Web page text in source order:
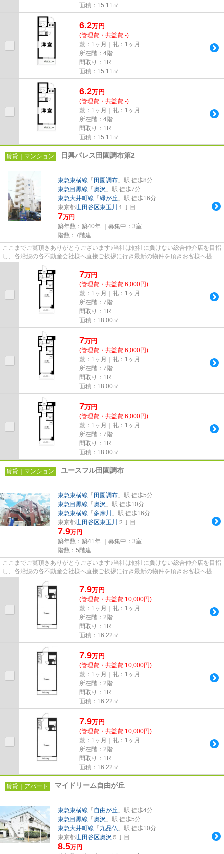
面積：15.11㎡
6.2万円
(管理費・共益費 -)
敷：1ヶ月｜礼：1ヶ月
所在階：4階
間取り：1R
面積：15.11㎡
6.2万円
(管理費・共益費 -)
敷：1ヶ月｜礼：1ヶ月
所在階：4階
間取り：1R
面積：15.11㎡
賃貸｜マンション 日興パレス田園調布第2
東急東横線 「 田園調布 」駅 徒歩8分
東急目黒線 「 奥沢 」駅 徒歩7分
東急大井町線 「 緑が丘 」駅 徒歩16分
東京都世田谷区東玉川 １丁目
7万円
築年数：築40年 ｜募集中： 3室
階数：7階建
ここまでご覧頂きありがとうございます♪当社は他社に負けない総合仲介店を目指
し、各沿線の各不動産会社様へ直接ご挨拶に行き最新の物件を頂きお客様へ提供
しております！最新の情報は...
7万円
(管理費・共益費 6,000円)
敷：1ヶ月｜礼：1ヶ月
所在階：7階
間取り：1R
面積：18.00㎡
7万円
(管理費・共益費 6,000円)
敷：1ヶ月｜礼：1ヶ月
所在階：7階
間取り：1R
面積：18.00㎡
7万円
(管理費・共益費 6,000円)
敷：1ヶ月｜礼：1ヶ月
所在階：7階
間取り：1R
面積：18.00㎡
賃貸｜マンション ユースフル田園調布
東急東横線 「 田園調布 」駅 徒歩5分
東急目黒線 「 奥沢 」駅 徒歩10分
東急東横線 「 多摩川
」駅 徒歩16分
東京都世田谷区東玉川 ２丁目
7.9万円
築年数：築41年 ｜募集中： 3室
階数：5階建
ここまでご覧頂きありがとうございます♪当社は他社に負けない総合仲介店を目指
し、各沿線の各不動産会社様へ直接ご挨拶に行き最新の物件を頂きお客様へ提供
しております！最新の情報は...
7.9万円
(管理費・共益費 10,000円)
敷：1ヶ月｜礼：1ヶ月
所在階：2階
間取り：1R
面積：16.22㎡
7.9万円
(管理費・共益費 10,000円)
敷：1ヶ月｜礼：1ヶ月
所在階：2階
間取り：1R
面積：16.22㎡
7.9万円
(管理費・共益費 10,000円)
敷：1ヶ月｜礼：1ヶ月
所在階：2階
間取り：1R
面積：16.22㎡
賃貸｜アパート マイドリーム自由が丘
東急東横線 「 自由が丘 」駅 徒歩4分
東急目黒線 「 奥沢 」駅 徒歩5分
東急大井町線 「 九品仏 」駅 徒歩10分
東京都世田谷区奥沢 ５丁目
8.5万円